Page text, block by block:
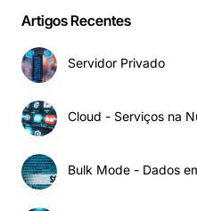
Artigos Recentes
Servidor Privado
Cloud - Serviços na
Bulk Mode - Dados